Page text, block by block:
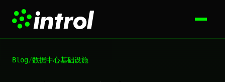
Blog/数据中心基础设施